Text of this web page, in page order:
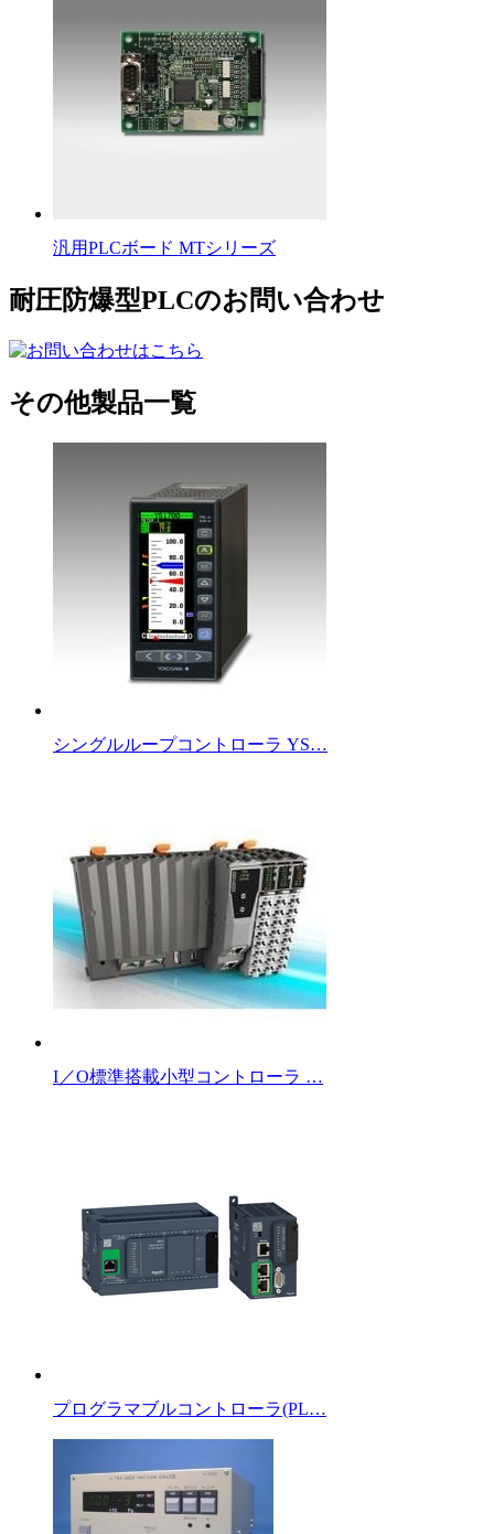
汎用PLCボード MTシリーズ
耐圧防爆型PLCのお問い合わせ
その他製品一覧
シングルループコントローラ YS…
I／O標準搭載小型コントローラ …
プログラマブルコントローラ(PL…